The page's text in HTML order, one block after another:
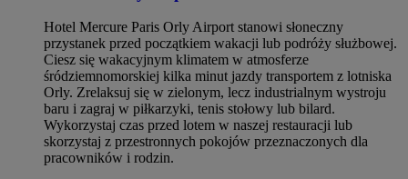
Hotel Mercure Paris Orly Airport stanowi słoneczny
przystanek przed początkiem wakacji lub podróży służbowej.
Ciesz się wakacyjnym klimatem w atmosferze
śródziemnomorskiej kilka minut jazdy transportem z lotniska
Orly. Zrelaksuj się w zielonym, lecz industrialnym wystroju
baru i zagraj w piłkarzyki, tenis stołowy lub bilard.
Wykorzystaj czas przed lotem w naszej restauracji lub
skorzystaj z przestronnych pokojów przeznaczonych dla
pracowników i rodzin.